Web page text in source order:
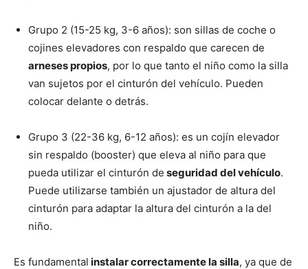
Grupo 2 (15-25 kg, 3-6 años): son sillas de coche o
cojines elevadores con respaldo que carecen de
arneses propios, por lo que tanto el niño como la silla
van sujetos por el cinturón del vehículo. Pueden
colocar delante o detrás.
Grupo 3 (22-36 kg, 6-12 años): es un cojín elevador
sin respaldo (booster) que eleva al niño para que
pueda utilizar el cinturón de seguridad del vehículo.
Puede utilizarse también un ajustador de altura del
cinturón para adaptar la altura del cinturón a la del
niño.
Es fundamental instalar correctamente la silla, ya que de